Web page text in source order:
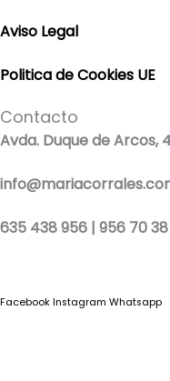
Aviso Legal
Politica de Cookies UE
Contacto
Avda. Duque de Arcos,
635 438 956 | 956 70 38
Facebook Instagram Whatsapp